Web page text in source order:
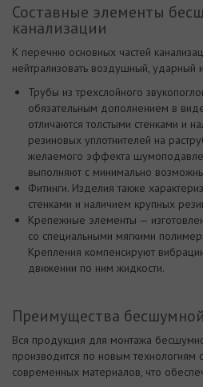
Составные элементы
канализации
К перечню основных частей
нейтрализовать воздушный, ударный
Трубы из трехслойного
обязательным дополнением в
отличаются толстыми стенками и
резиновых уплотнителей на
желаемого эффекта
выполняют с минимально
Фитинги. Изделия также
стенками и наличием крупных
Крепежные элементы —
со специальными мягкими
Крепления компенсируют
движении по ним жидкости.
Преимущества
Вся продукция для монтажа
производится по новым технологиям
современных материалов, что